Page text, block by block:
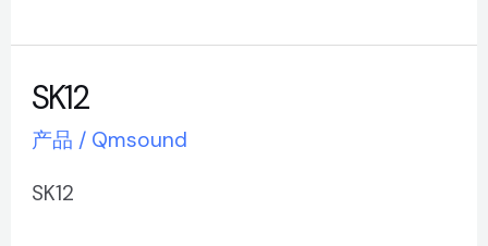
SK12
产品 / Qmsound
SK12
SK12